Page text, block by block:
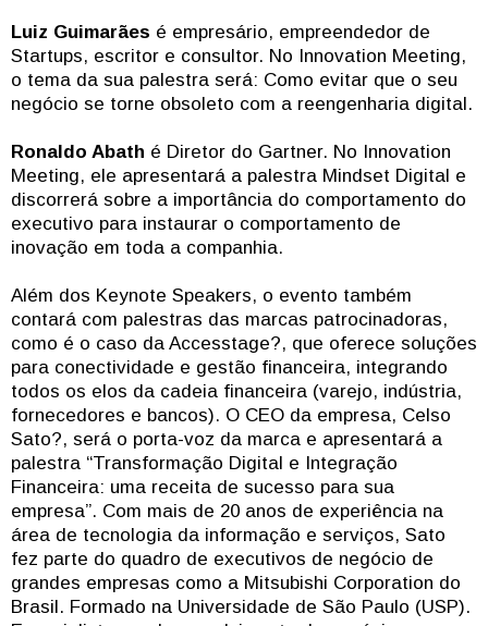
Luiz Guimarães é empresário, empreendedor de
Startups, escritor e consultor. No Innovation Meeting,
o tema da sua palestra será: Como evitar que o seu
negócio se torne obsoleto com a reengenharia digital.
Ronaldo Abath é Diretor do Gartner. No Innovation
Meeting, ele apresentará a palestra Mindset Digital e
discorrerá sobre a importância do comportamento do
executivo para instaurar o comportamento de
inovação em toda a companhia.
Além dos Keynote Speakers, o evento também
contará com palestras das marcas patrocinadoras,
como é o caso da Accesstage?, que oferece soluções
para conectividade e gestão financeira, integrando
todos os elos da cadeia financeira (varejo, indústria,
fornecedores e bancos). O CEO da empresa, Celso
Sato?, será o porta-voz da marca e apresentará a
palestra “Transformação Digital e Integração
Financeira: uma receita de sucesso para sua
empresa”. Com mais de 20 anos de experiência na
área de tecnologia da informação e serviços, Sato
fez parte do quadro de executivos de negócio de
grandes empresas como a Mitsubishi Corporation do
Brasil. Formado na Universidade de São Paulo (USP).